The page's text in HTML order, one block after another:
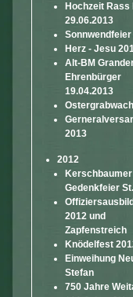
Hochzeit Rass
29.06.2013
Sonnwendfeier
Herz - Jesu
Alt-BM
Ehrenbürger
19.04.2013
2013
2012
Kerschbaumer
Gedenkfeier
2012 und
Zapfenstreich
Knödelfest
Einweihung
Stefan
750 Jahre